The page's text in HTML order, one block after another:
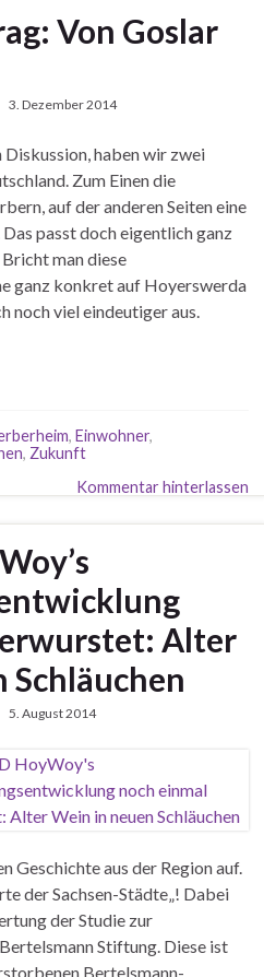
Von Goslar
3. Dezember 2014
haben wir zwei
Zum Einen die
auf der anderen Seiten eine
passt doch eigentlich ganz
man diese
ganz konkret auf Hoyerswerda
noch viel eindeutiger aus.
, Einwohner,
, Zukunft
Kommentar hinterlassen
Alter
Schläuchen
5. August 2014
Geschichte aus der Region auf.
der Sachsen-Städte„! Dabei
der Studie zur
Stiftung. Diese ist
Bertelsmann-